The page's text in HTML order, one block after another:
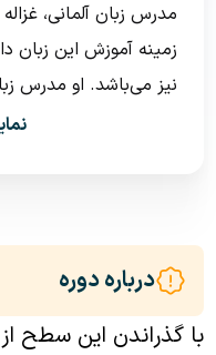
مدرس زبان آلمانی،
زمینه آموزش این زبان
نیز می‌باشد. او مدرس
پیشرفته و همچنین
در دوران دانشجویی، به
پایان رساندن دوره
مهاجرت نمود و به
درباره دوره
با گذراندن این سطح